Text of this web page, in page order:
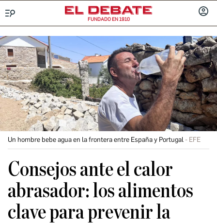
FUNDADO EN 1910
Un hombre bebe agua en la frontera entre España y Portugal EFE
Consejos ante el calor
abrasador: los alimentos
clave para prevenir la